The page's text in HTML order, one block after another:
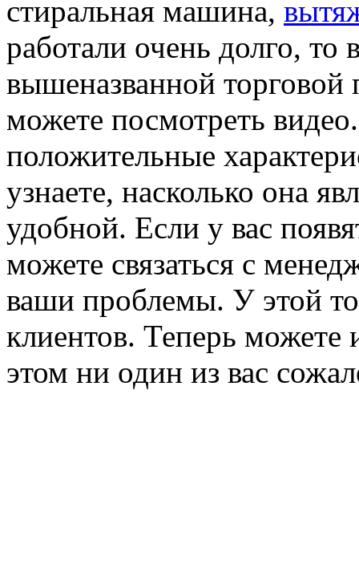
стиральная машина,
работали очень долго, то
вышеназванной
можете посмотреть
положительные
узнаете, насколько она
удобной. Если у вас
можете связаться с
ваши проблемы. У этой
клиентов. Теперь
этом ни один из вас